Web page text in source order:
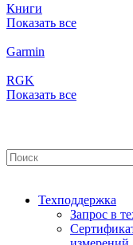
Книги
Показать все
Garmin
RGK
Показать все
Техподдержка
Запрос в